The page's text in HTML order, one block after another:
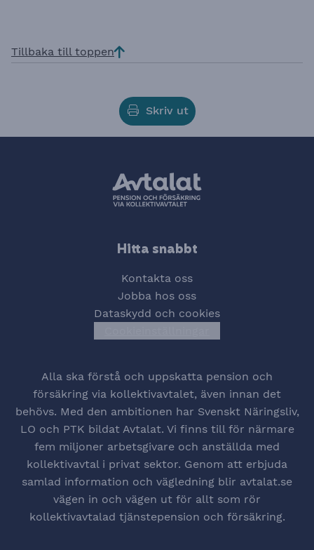
Tillbaka till toppen
Skriv ut
Hitta snabbt
Kontakta oss
Jobba hos oss
Dataskydd och cookies
Alla ska förstå och uppskatta pension och
försäkring via kollektivavtalet, även innan det
behövs. Med den ambitionen har Svenskt Näringsliv,
LO och PTK bildat Avtalat. Vi finns till för närmare
fem miljoner arbetsgivare och anställda med
kollektivavtal i privat sektor. Genom att erbjuda
samlad information och vägledning blir avtalat.se
vägen in och vägen ut för allt som rör
kollektivavtalad tjänstepension och försäkring.